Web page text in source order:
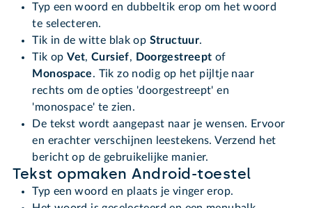
Typ een woord en dubbeltik erop om het woord
te selecteren.
Tik in de witte blak op Structuur.
Tik opVet,Cursief, Doorgestreept of
Monospace. Tik zo nodig op het pijltje naar
rechts om de opties 'doorgestreept' en
'monospace' te zien.
De tekst wordt aangepast naar je wensen. Ervoor
en erachter verschijnen leestekens. Verzend het
bericht op de gebruikelijke manier.
Tekst opmaken Android-toestel
Typ een woord en plaats je vinger erop.